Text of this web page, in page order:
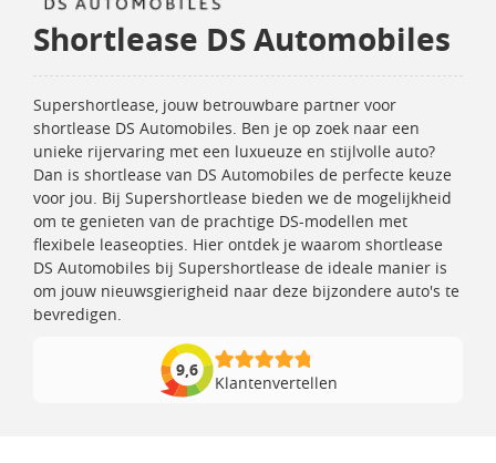
Shortlease DS Automobiles
Supershortlease, jouw betrouwbare partner voor
shortlease DS Automobiles. Ben je op zoek naar een
unieke rijervaring met een luxueuze en stijlvolle auto?
Dan is shortlease van DS Automobiles de perfecte keuze
voor jou. Bij Supershortlease bieden we de mogelijkheid
om te genieten van de prachtige DS-modellen met
flexibele leaseopties. Hier ontdek je waarom shortlease
DS Automobiles bij Supershortlease de ideale manier is
om jouw nieuwsgierigheid naar deze bijzondere auto's te
bevredigen.
9,6
Klantenvertellen